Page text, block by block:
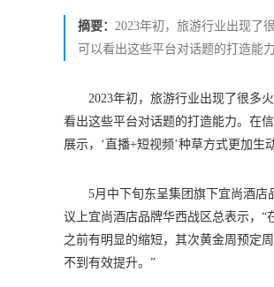
摘要： 2023年初，旅游行业出现了
可以看出这些平台对话题的打造能力
2023年初，旅游行业出现了很多
看出这些平台对话题的打造能力。在
展示，‘直播+短视频’种草方式更加生
5月中下旬东呈集团旗下宜尚酒店
议上宜尚酒店品牌华西战区总表示，
之前有明显的缩短，其次黄金周预定
不到有效提升。”